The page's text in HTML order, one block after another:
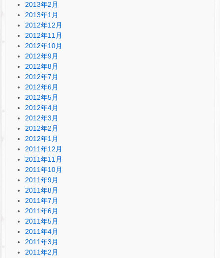
2013年2月
2013年1月
2012年12月
2012年11月
2012年10月
2012年9月
2012年8月
2012年7月
2012年6月
2012年5月
2012年4月
2012年3月
2012年2月
2012年1月
2011年12月
2011年11月
2011年10月
2011年9月
2011年8月
2011年7月
2011年6月
2011年5月
2011年4月
2011年3月
2011年2月